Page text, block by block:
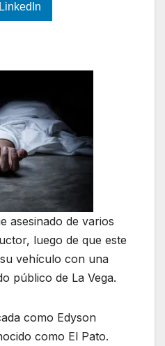
LinkedIn
asesinado de varios
luego de que este
vehículo con una
público de La Vega.
como Edyson
como El Pato.